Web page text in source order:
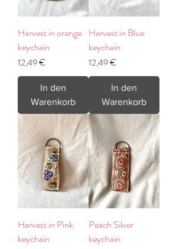
Harvest in orange
keychain
Preis
12,49 €
In den
Warenkorb
Harvest in Blue
keychain
Preis
12,49 €
In den
Warenkorb
Harvest in Pink
keychain
Peach Silver
keychain